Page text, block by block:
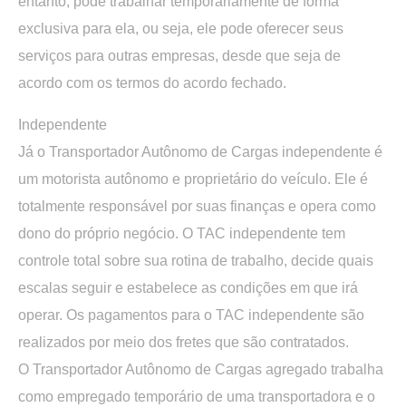
exclusiva para ela, ou seja, ele pode oferecer seus
serviços para outras empresas, desde que seja de
acordo com os termos do acordo fechado.
Independente
Já o Transportador Autônomo de Cargas independente é
um motorista autônomo e proprietário do veículo. Ele é
totalmente responsável por suas finanças e opera como
dono do próprio negócio. O TAC independente tem
controle total sobre sua rotina de trabalho, decide quais
escalas seguir e estabelece as condições em que irá
operar. Os pagamentos para o TAC independente são
realizados por meio dos fretes que são contratados.
O Transportador Autônomo de Cargas agregado trabalha
como empregado temporário de uma transportadora e o